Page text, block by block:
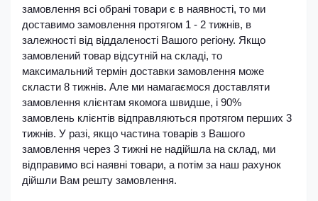
замовлення всі обрані товари є в наявності, то ми
доставимо замовлення протягом 1 - 2 тижнів, в
залежності від віддаленості Вашого регіону. Якщо
замовлений товар відсутній на складі, то
максимальний термін доставки замовлення може
скласти 8 тижнів. Але ми намагаємося доставляти
замовлення клієнтам якомога швидше, і 90%
замовлень клієнтів відправляються протягом перших 3
тижнів. У разі, якщо частина товарів з Вашого
замовлення через 3 тижні не надійшла на склад, ми
відправимо всі наявні товари, а потім за наш рахунок
дійшли Вам решту замовлення.